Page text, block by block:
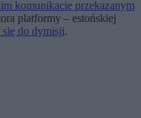
komunikacie przekazanym
platformy – estońskiej
się do dymisji.